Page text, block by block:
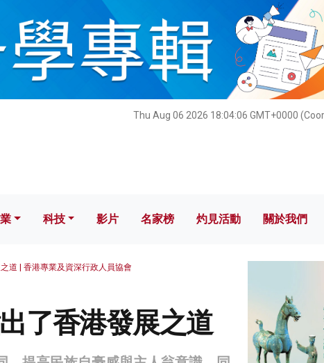
Thu Aug 06 2026 18:04:08 GMT+0000
科技 影片 名家榜 灼見活動 關於我
科技 影片 名家榜 灼見活動 關於我們
道 | 香港專業及資深行政人員協會
了香港發展之道